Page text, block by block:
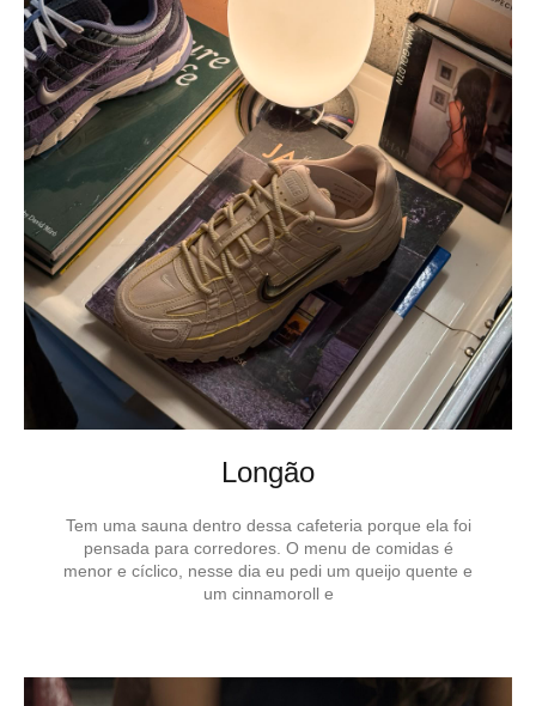
Longão
Tem uma sauna dentro dessa cafeteria porque ela foi
pensada para corredores. O menu de comidas é
menor e cíclico, nesse dia eu pedi um queijo quente e
um cinnamoroll e